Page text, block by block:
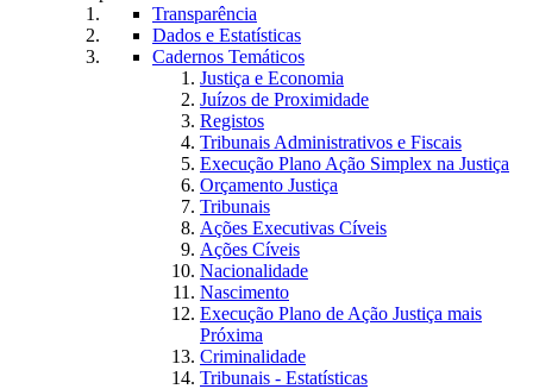
Transparência
Dados e Estatísticas
Cadernos Temáticos
Justiça e Economia
Juízos de Proximidade
Registos
Tribunais Administrativos e Fiscais
Execução Plano Ação Simplex na Justiça
Orçamento Justiça
Tribunais
Ações Executivas Cíveis
Ações Cíveis
Nacionalidade
Nascimento
Execução Plano de Ação Justiça mais
Próxima
Criminalidade
Tribunais - Estatísticas